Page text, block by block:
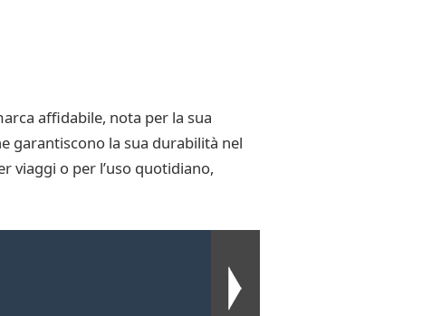
affidabile, nota per la sua
garantiscono la sua durabilità nel
viaggi o per l’uso quotidiano,